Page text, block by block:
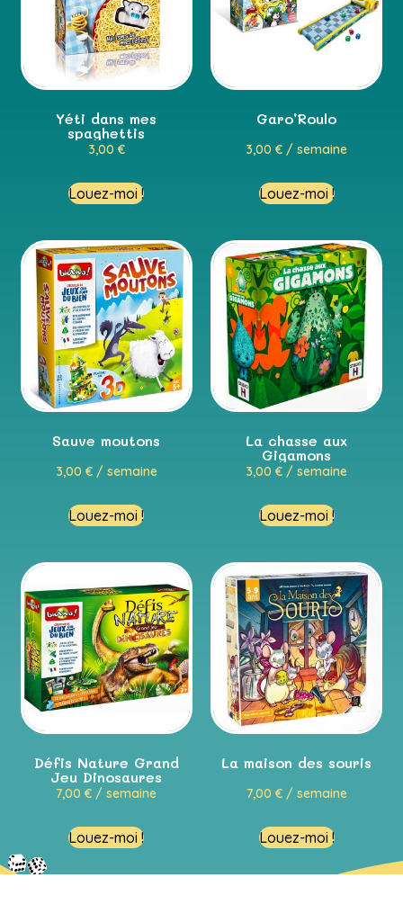
Yéti dans mes
spaghettis
3,00 €
Louez-moi !
Garo’Roulo
3,00€ / semaine
Louez-moi !
Sauve moutons
3,00 €/ semaine
Louez-moi !
La chasse aux
Gigamons
3,00€ / semaine
Louez-moi !
Défis Nature Grand
Jeu Dinosaures
7,00€ / semaine
Louez-moi !
La maison des souris
7,00 €/ semaine
Louez-moi !